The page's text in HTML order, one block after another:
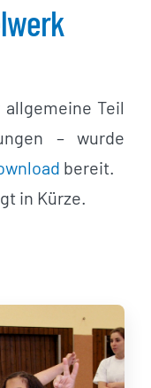
allgemeine Teil
– wurde
bereit.
in Kürze.